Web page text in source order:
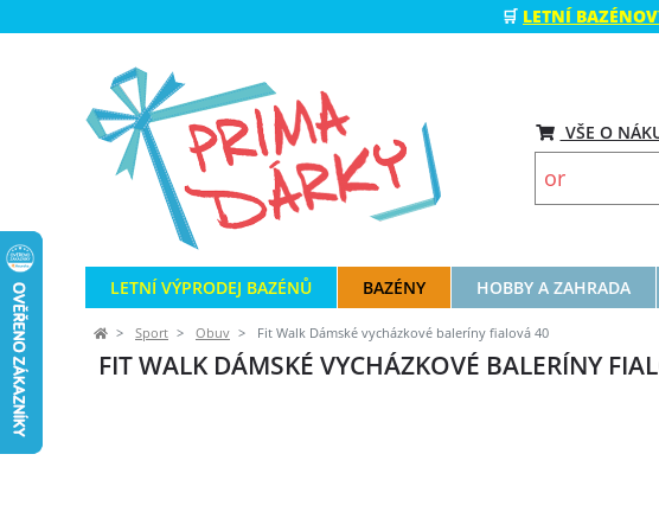
🛒 LETNÍ
VŠE O
LETNÍ VÝPRODEJ BAZÉNŮ BAZÉNY HOBBY A ZAHRADA
Sport Obuv Fit Walk Dámské vycházkové baleríny fialová 40
FIT WALK DÁMSKÉ VYCHÁZKOVÉ BALERÍNY